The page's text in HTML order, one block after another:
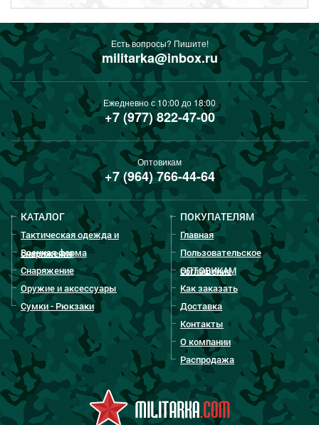
Есть вопросы? Пишите!
militarka@inbox.ru
Ежедневно с 10:00 до 18:00
+7 (977) 822-47-00
Оптовикам
+7 (964) 766-44-64
КАТАЛОГ
Тактическая одежда и
снаряжение
Военная форма
Снаряжение
Оружие и аксессуары
Сумки - Рюкзаки
ПОКУПАТЕЛЯМ
Главная
Пользовательское
соглашение
ОПТОВИКАМ
Как заказать
Доставка
Контакты
О компании
Распродажа